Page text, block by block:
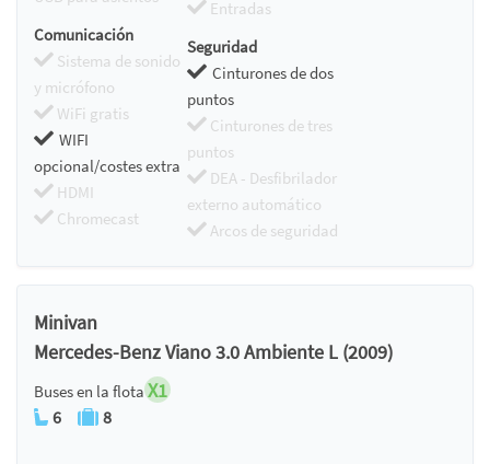
Entradas
Comunicación
Sistema de sonido
y micrófono
WiFi gratis
WIFI
opcional/costes extra
HDMI
Chromecast
Seguridad
Cinturones de dos
puntos
Cinturones de tres
puntos
DEA - Desfibrilador
externo automático
Arcos de seguridad
Minivan
Mercedes-Benz Viano 3.0 Ambiente L (2009)
Buses en la flota X1
6 8